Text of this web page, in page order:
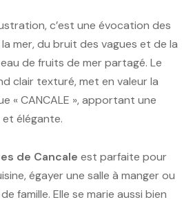
c’est une évocation des
mer, du bruit des vagues et de la
de fruits de mer partagé. Le
clair texturé, met en valeur la
« CANCALE », apportant une
élégante.
de Cancale est parfaite pour
égayer une salle à manger ou
famille. Elle se marie aussi bien